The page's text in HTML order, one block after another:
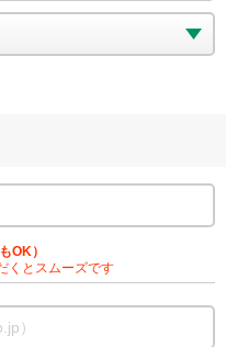
OK）
くとスムーズです